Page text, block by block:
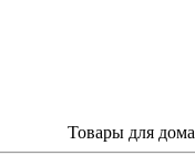
Товары для дома